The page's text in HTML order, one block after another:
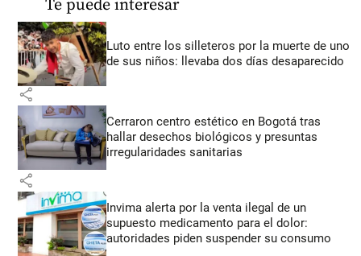
Te puede interesar
Luto entre los silleteros por la muerte de uno
de sus niños: llevaba dos días desaparecido
share
Cerraron centro estético en Bogotá tras
hallar desechos biológicos y presuntas
irregularidades sanitarias
share
Invima alerta por la venta ilegal de un
supuesto medicamento para el dolor:
autoridades piden suspender su consumo